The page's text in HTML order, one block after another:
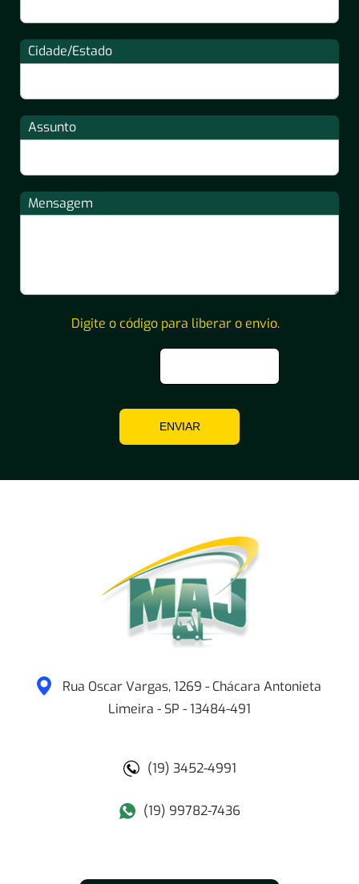
Cidade/Estado
Assunto
Mensagem
Digite o código para liberar o envio.
ENVIAR
Rua Oscar Vargas, 1269 - Chácara Antonieta
Limeira - SP -13484-491
(19) 3452-4991
(19) 99782-7436